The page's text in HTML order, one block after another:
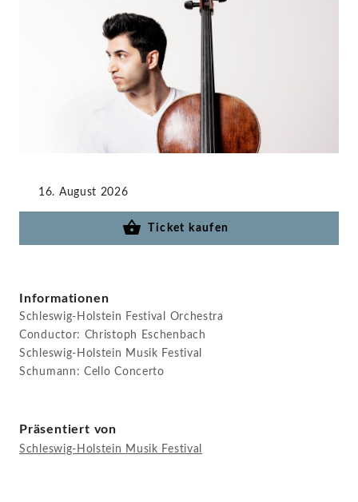
16. August 2026
Ticket kaufen
Informationen
Schleswig-Holstein Festival Orchestra
Conductor: Christoph Eschenbach
Schleswig-Holstein Musik Festival
Schumann: Cello Concerto
Präsentiert von
Schleswig-Holstein Musik Festival